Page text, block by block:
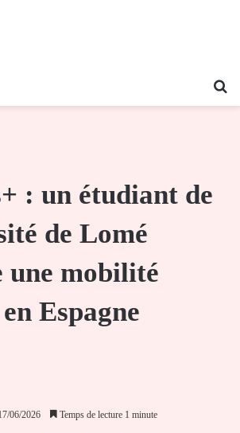
: un étudiant de
de Lomé
une mobilité
Espagne
06/2026 Temps de lecture 1 minute